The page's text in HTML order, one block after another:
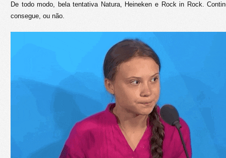
De todo modo, bela tentativa Natura, Heineken e Rock in Rock.
consegue, ou não.